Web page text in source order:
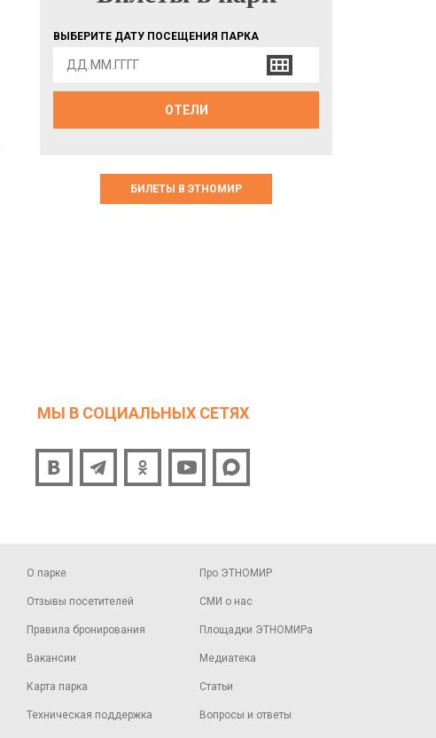
ВЫБЕРИТЕ ДАТУ ПОСЕЩЕНИЯ ПАРКА
ОТЕЛИ
БИЛЕТЫ В ЭТНОМИР
МЫ В СОЦИАЛЬНЫХ СЕТЯХ
О парке
Отзывы посетителей
Правила бронирования
Вакансии
Карта парка
Техническая поддержка
Про ЭТНОМИР
СМИ о нас
Площадки ЭТНОМИРа
Медиатека
Статьи
Вопросы и ответы